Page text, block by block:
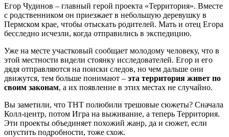
Егор Чудинов – главный герой проекта «Территория». Вместе
с родственником он приезжает в небольшую деревушку в
Пермском крае, чтобы отыскать родителей. Мать и отец Егора
бесследно исчезли, когда отправились в экспедицию.
Уже на месте участковый сообщает молодому человеку, что в
этой местности видели стоянку исследователей. Егор и его
дядя отправляются на поиски следов, но чем дальше они
движутся, тем больше понимают – эта территория живет по
своим законам, а их появление в этих местах не случайно.
Вы заметили, что ТНТ полюбили трешовые сюжеты? Сначала
Колл-центр, потом Игра на выживание, а теперь Территория.
Эти проекты объединяет похожий жанр, да и сюжет, если
опустить подробности, тоже схож.